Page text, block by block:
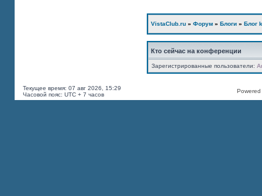
VistaClub.ru » Форум » Блоги » Блог
Кто сейчас на конференции
Зарегистрированные пользователи:
Текущее время: 07 авг 2026, 15:29
Часовой пояс: UTC + 7 часов